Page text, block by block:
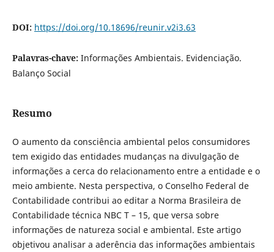
DOI: https://doi.org/10.18696/reunir.v2i3.63
Palavras-chave: Informações Ambientais. Evidenciação.
Balanço Social
Resumo
O aumento da consciência ambiental pelos consumidores
tem exigido das entidades mudanças na divulgação de
informações a cerca do relacionamento entre a entidade e o
meio ambiente. Nesta perspectiva, o Conselho Federal de
Contabilidade contribui ao editar a Norma Brasileira de
Contabilidade técnica NBC T – 15, que versa sobre
informações de natureza social e ambiental. Este artigo
objetivou analisar a aderência das informações ambientais